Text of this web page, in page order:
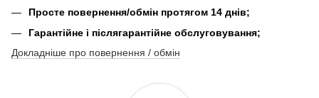
Просте повернення/обмін протягом 14 днів;
Гарантійне і післягарантійне обслуговування;
Докладніше про повернення / обмін